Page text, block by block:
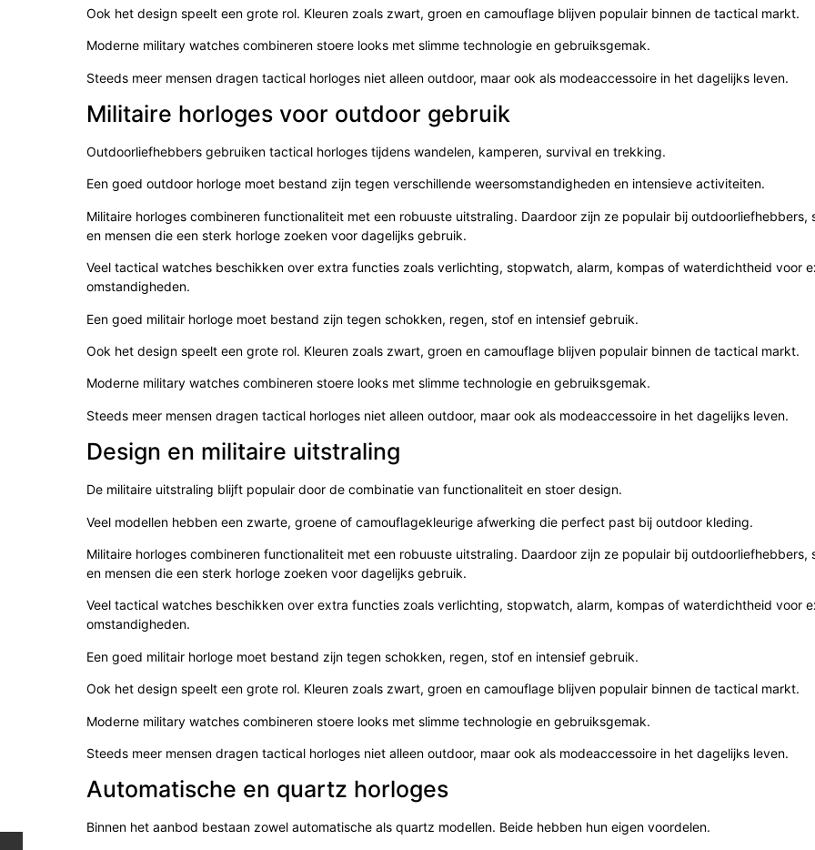
Ook het design speelt een grote rol. Kleuren zoals zwart, groen en camouflage blijven populair binnen de tactical markt.
Moderne military watches combineren stoere looks met slimme technologie en gebruiksgemak.
Steeds meer mensen dragen tactical horloges niet alleen outdoor, maar ook als modeaccessoire in het dagelijks leven.
Militaire horloges voor outdoor gebruik
Outdoorliefhebbers gebruiken tactical horloges tijdens wandelen, kamperen, survival en trekking.
Een goed outdoor horloge moet bestand zijn tegen verschillende weersomstandigheden en intensieve activiteiten.
Militaire horloges combineren functionaliteit met een robuuste uitstraling. Daardoor zijn ze populair bij outdoorliefhebbers,
en mensen die een sterk horloge zoeken voor dagelijks gebruik.
Veel tactical watches beschikken over extra functies zoals verlichting, stopwatch, alarm, kompas of waterdichtheid voor
omstandigheden.
Een goed militair horloge moet bestand zijn tegen schokken, regen, stof en intensief gebruik.
Ook het design speelt een grote rol. Kleuren zoals zwart, groen en camouflage blijven populair binnen de tactical markt.
Moderne military watches combineren stoere looks met slimme technologie en gebruiksgemak.
Steeds meer mensen dragen tactical horloges niet alleen outdoor, maar ook als modeaccessoire in het dagelijks leven.
Design en militaire uitstraling
De militaire uitstraling blijft populair door de combinatie van functionaliteit en stoer design.
Veel modellen hebben een zwarte, groene of camouflagekleurige afwerking die perfect past bij outdoor kleding.
Militaire horloges combineren functionaliteit met een robuuste uitstraling. Daardoor zijn ze populair bij outdoorliefhebbers,
en mensen die een sterk horloge zoeken voor dagelijks gebruik.
Veel tactical watches beschikken over extra functies zoals verlichting, stopwatch, alarm, kompas of waterdichtheid voor
omstandigheden.
Een goed militair horloge moet bestand zijn tegen schokken, regen, stof en intensief gebruik.
Ook het design speelt een grote rol. Kleuren zoals zwart, groen en camouflage blijven populair binnen de tactical markt.
Moderne military watches combineren stoere looks met slimme technologie en gebruiksgemak.
Steeds meer mensen dragen tactical horloges niet alleen outdoor, maar ook als modeaccessoire in het dagelijks leven.
Automatische en quartz horloges
Binnen het aanbod bestaan zowel automatische als quartz modellen. Beide hebben hun eigen voordelen.